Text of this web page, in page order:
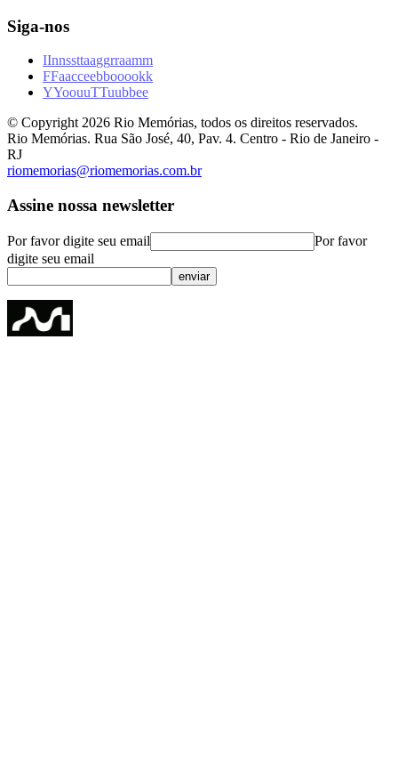
Siga-nos
IInnssttaaggrraamm
FFaacceebbooookk
YYoouuTTuubbee
© Copyright 2026 Rio Memórias, todos os direitos reservados.
Rio Memórias. Rua São José, 40, Pav. 4. Centro - Rio de Janeiro -
RJ
riomemorias@riomemorias.com.br
Assine nossa newsletter
Por favor digite seu email
Por favor
digite seu email
enviar